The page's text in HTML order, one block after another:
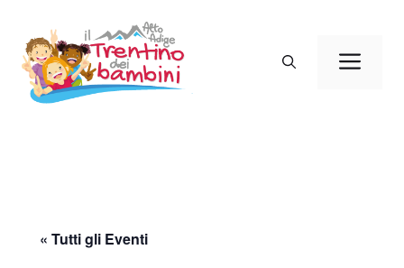
contenuto
« Tutti gli Eventi